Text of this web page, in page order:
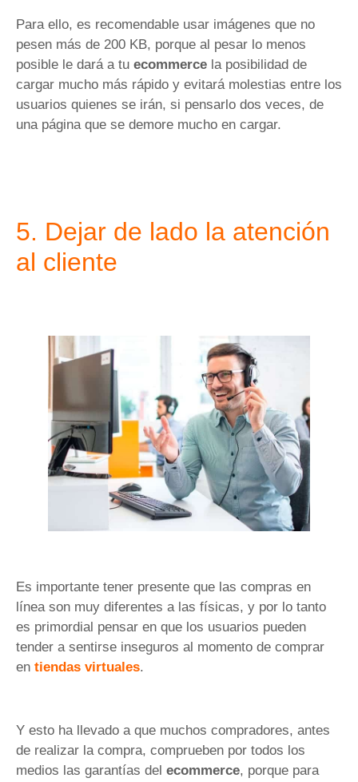
Para ello, es recomendable usar imágenes que no
pesen más de 200 KB, porque al pesar lo menos
posible le dará a tu ecommerce la posibilidad de
cargar mucho más rápido y evitará molestias entre los
usuarios quienes se irán, si pensarlo dos veces, de
una página que se demore mucho en cargar.
5. Dejar de lado la atención
al cliente
Es importante tener presente que las compras en
línea son muy diferentes a las físicas, y por lo tanto
es primordial pensar en que los usuarios pueden
tender a sentirse inseguros al momento de comprar
en tiendas virtuales.
Y esto ha llevado a que muchos compradores, antes
de realizar la compra, comprueben por todos los
medios las garantías del ecommerce, porque para